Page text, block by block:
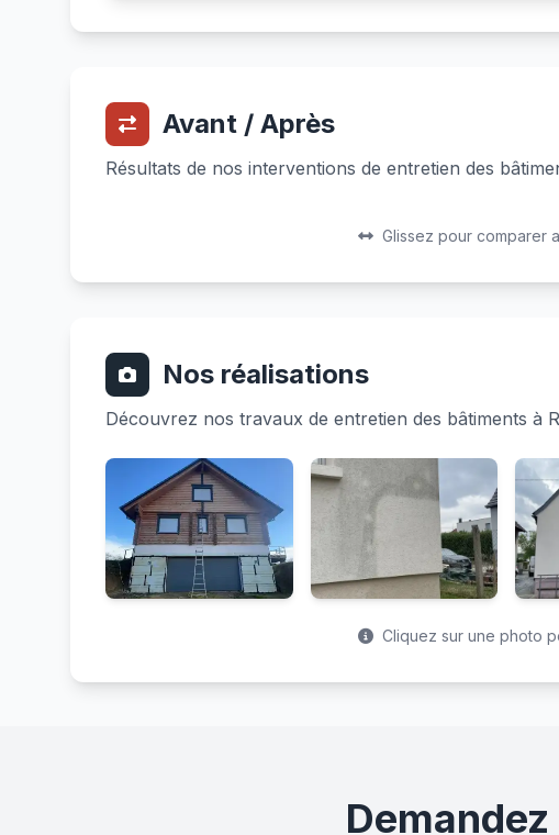
Avant / Après
Résultats de nos interventions de entretien des
Après
Glissez pour comparer
Nos réalisations
Découvrez nos travaux de entretien des bâtiments à
Cliquez sur une photo